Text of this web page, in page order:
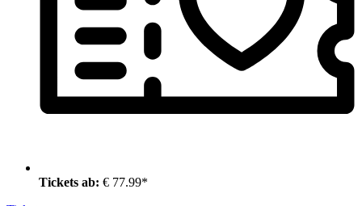
Tickets ab: € 77.99*